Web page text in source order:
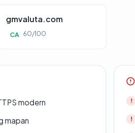
gmvaluta.com
CA 60/100
modern
mapan